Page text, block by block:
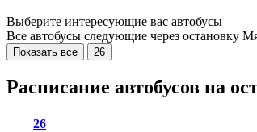
Выберите интересующие вас автобусы
Все автобусы следующие через остановку
Показать все
26
Расписание автобусов на
26